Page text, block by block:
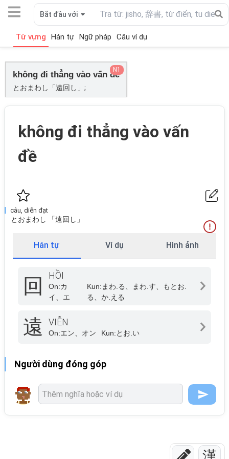
Bắt đầu với
Từ vựng Hán tự Ngữ pháp Câu ví dụ
không đi thẳng vào vấn đề
とおまわし「遠回し」;
N1
không đi thẳng vào vấn
đề
câu, diễn đạt
とおまわし 「遠回し」
Hán tự Ví dụ Hình ảnh
回 HỒI
On:カ
イ、エ
Kun: まわ.る、まわ.す、もとお.
る、か.える
遠 VIỄN
On:エン、オン Kun:とお.い
Người dùng đóng góp